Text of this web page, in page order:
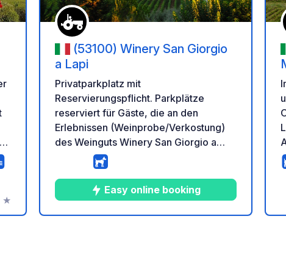
★
(53100) Winery San Giorgio
a Lapi
Privatparkplatz mit
Reservierungspflicht. Parkplätze
reserviert für Gäste, die an den
Erlebnissen (Weinprobe/Verkostung)
des Weinguts Winery San Giorgio a
Lapi teilnehmen. Letzte Ankunft des
Tages bis 17:30 Uhr. Verkostungen
geöffnet von April bis Oktober.
Reservierung über die Website Wählen
Sie einen Stellplatz für die Anzahl der
Easy online booking